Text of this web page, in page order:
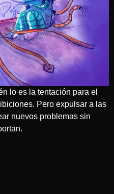
lo es la tentación para el
Pero expulsar a las
nuevos problemas sin